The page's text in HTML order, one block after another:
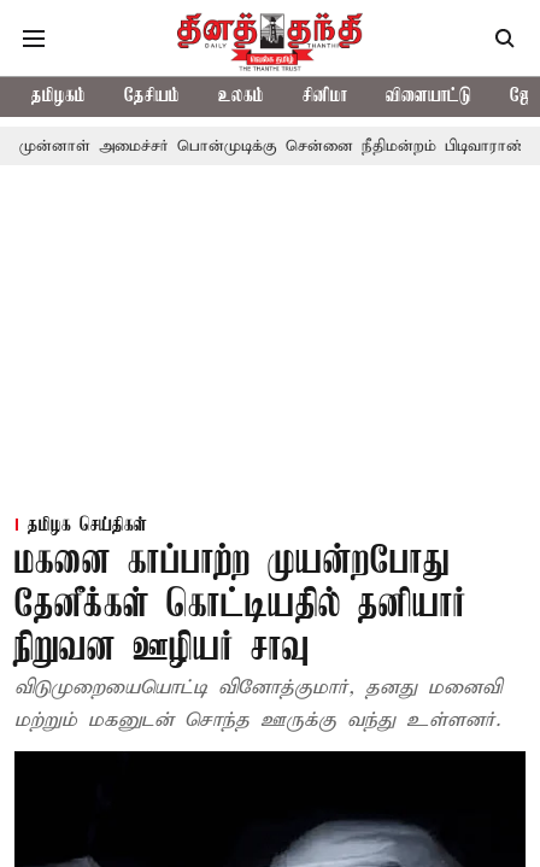
தமிழகம் தேசியம் உலகம் சினிமா விளையாட்டு
பொன்முடிக்கு சென்னை நீதிமன்றம் பிடிவாராண்ட்
தமிழக செய்திகள்
மகனை காப்பாற்ற முயன்றபோது
தேனீக்கள் கொட்டியதில் தனியார்
நிறுவன ஊழியர் சாவு
விடுமுறையையொட்டி வினோத்குமார், தனது மனைவி
மற்றும் மகனுடன் சொந்த ஊருக்கு வந்து உள்ளனர்.